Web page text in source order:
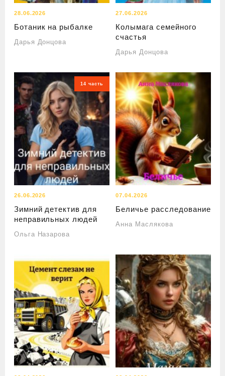
28.06.2026
Ботаник на рыбалке
Дарья Донцова
27.06.2026
Колымага семейного
счастья
Дарья Донцова
14 часть
26.06.2026
Зимний детектив для
неправильных людей
Ольга Назарова
07.04.2026
Беличье расследование
Анна Маслякова